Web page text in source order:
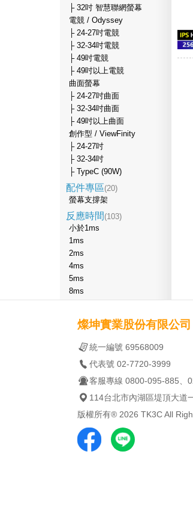
├ 32吋 智慧聯網螢幕
電競 / Odyssey
├ 24-27吋電競
├ 32-34吋電競
├ 49吋電競
├ 49吋以上電競
曲面螢幕
├ 24-27吋曲面
├ 32-34吋曲面
├ 49吋以上曲面
創作型 / ViewFinity
├ 24-27吋
├ 32-34吋
├ TypeC (90W)
配件專區(20)
螢幕支撐架
反應時間 (103)
小於1ms
1ms
2ms
4ms
5ms
8ms